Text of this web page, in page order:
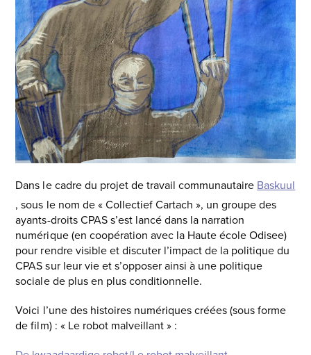
Dans le cadre du projet de travail communautaire Baskuul
, sous le nom de « Collectief Cartach », un groupe des
ayants-droits CPAS s’est lancé dans la narration
numérique (en coopération avec la Haute école Odisee)
pour rendre visible et discuter l’impact de la politique du
CPAS sur leur vie et s’opposer ainsi à une politique
sociale de plus en plus conditionnelle.
Voici l’une des histoires numériques créées (sous forme
de film) : « Le robot malveillant » :